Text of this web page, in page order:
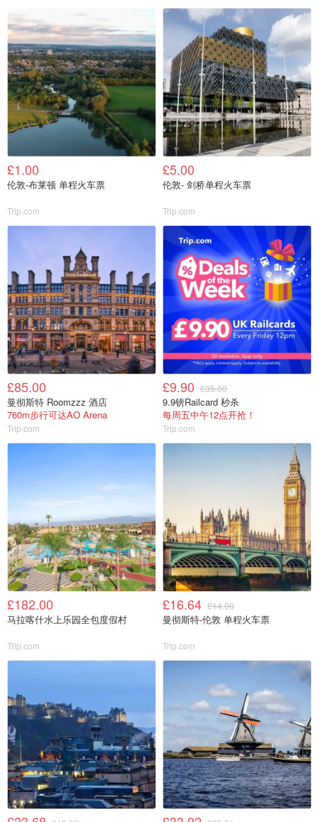
£1.00
伦敦-布莱顿 单程火车票
Trip.com
£5.00
伦敦- 剑桥单程火车票
Trip.com
£85.00
曼彻斯特 Roomzzz 酒店
760m步行可达AO Arena
Trip.com
£9.90 £35.00
9.9镑Railcard 秒杀
每周五中午12点开抢！
Trip.com
£182.00
马拉喀什水上乐园全包度假村
Trip.com
£16.64 £14.00
曼彻斯特-伦敦 单程火车票
Trip.com